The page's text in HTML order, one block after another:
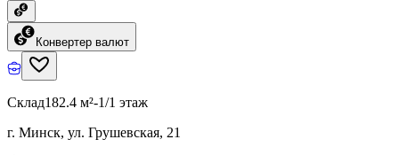
Конвертер валют
Склад182.4 м²-1/1 этаж
г. Минск, ул. Грушевская, 21